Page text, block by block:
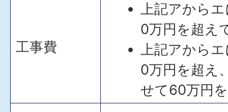
工事費
上記アから
0万円を超え
上記アから
0万円を超え
せて60万円